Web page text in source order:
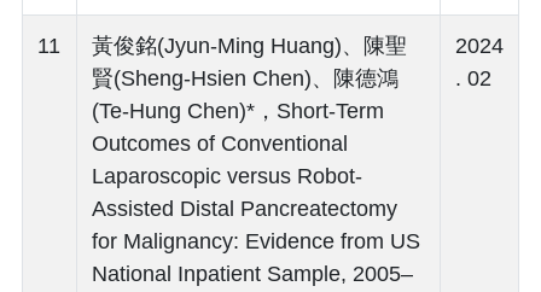
11
黃俊銘(Jyun-Ming Huang)、陳聖
賢(Sheng-Hsien Chen)、陳德鴻
(Te-Hung Chen)*，Short-Term
Outcomes of Conventional
Laparoscopic versus Robot-
Assisted Distal Pancreatectomy
for Malignancy: Evidence from US
National Inpatient Sample, 2005–
2024
. 02